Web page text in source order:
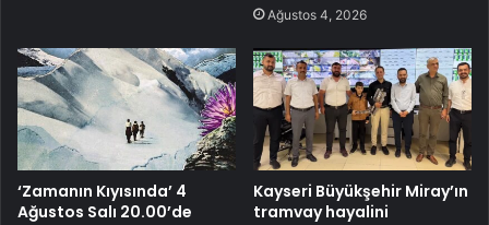
Ağustos 4, 2026
‘Zamanın Kıyısında’ 4
Ağustos Salı 20.00’de
Kayseri Büyükşehir Miray’ın
tramvay hayalini